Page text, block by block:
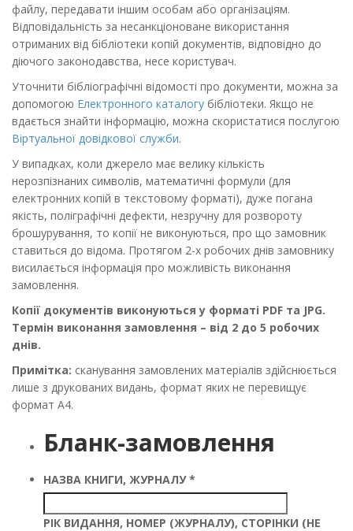
файлу, передавати іншим особам або організаціям.
Відповідальність за несанкціоноване використання
отриманих від бібліотеки копій документів, відповідно до
діючого законодавства, несе користувач.
Уточнити бібліографічні відомості про документи, можна за
допомогою Електронного каталогу бібліотеки. Якщо не
вдається знайти інформацію, можна скористатися послугою
Віртуальної довідкової служби.
У випадках, коли джерело має велику кількість
нерозпізнаних символів, математичні формули (для
електронних копій в текстовому форматі), дуже погана
якість, поліграфічні дефекти, незручну для розвороту
брошурування, то копії не виконуються, про що замовник
ставиться до відома. Протягом 2-х робочих днів замовнику
висилається інформація про можливість виконання
замовлення.
Копії документів виконуються у форматі PDF та JPG.
Термін виконання замовлення – від 2 до 5 робочих
днів.
Примітка: сканування замовлених матеріалів здійснюється
лише з друкованих видань, формат яких не перевищує
формат А4.
Бланк-замовлення
НАЗВА КНИГИ, ЖУРНАЛУ*
РІК ВИДАННЯ, НОМЕР (ЖУРНАЛУ), СТОРІНКИ (НЕ